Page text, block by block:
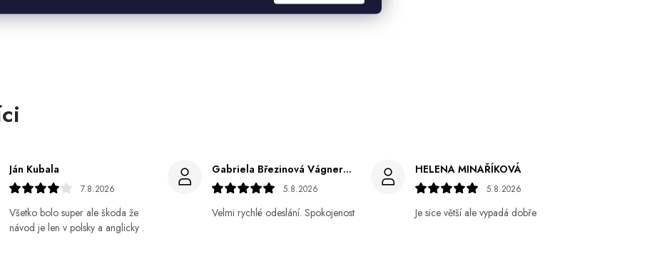
Ján Kubala
7.8.2026
Všetko bolo super ale škoda že
návod je len v polsky a anglicky .
Gabriela Březinová Vágnerová
5.8.2026
Velmi rychlé odeslání. Spokojenost
HELENA MINAŘÍKOVÁ
5.8.2026
Je sice větší ale vypadá dobře